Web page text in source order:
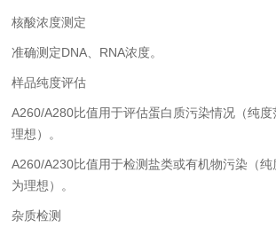
核酸浓度测定
准确测定DNA、RNA浓度。
样品纯度评估
A260/A280比值用于评估蛋白质污染情况（纯
理想）。
A260/A230比值用于检测盐类或有机物污染（
为理想）。
杂质检测